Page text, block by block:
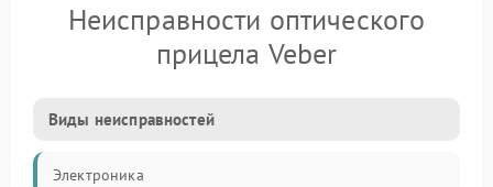
Неисправности оптического
прицела Veber
Виды неисправностей
Электроника